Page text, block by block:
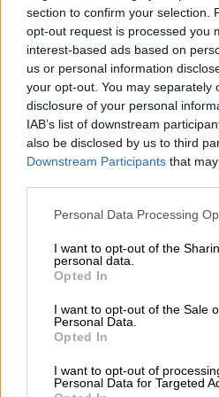
section to confirm your selection.
opt-out request is processed you
interest-based ads based on
us or personal information
your opt-out. You may separately
disclosure of your personal
IAB’s list of downstream
also be disclosed by us to third
Downstream Participants that
Please note that this website/app
not limited to your visit or usage
grant or deny consent to Google
use your data for below specified
consent section.
Personal Data Processing
I want to opt-out of the
personal data.
Opted In
I want to opt-out of the Sale
Personal Data.
Opted In
I want to opt-out of
Personal Data for Targeted
τόσους μήνες. Υπάρχει
εκφράζεται με μια
αυτό αφορά την κίνηση
τις συνθήκες στην
πρέπει να παίρνουμε
Πέτσας: Ποια είναι
«Πότε περιμένουμε το
ρωτήθηκε στη συνέχεια
απάντησε πως «το
το ΕΣΥ γιατί η πίεση θα
επόμενες 7 με 10 ημέρες
κρούσματα
χθες, ο υπουργός Υγείας
προστεθούν 234 νέες